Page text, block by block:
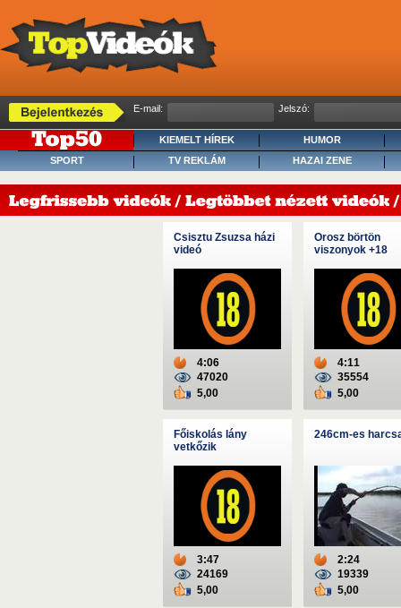
E-mail: Jelszó:
KIEMELT HÍREK
HUMOR
SPORT
TV REKLÁM HAZAI ZENE
Csisztu Zsuzsa házi
videó
4:06
47020
5,00
Orosz börtön
viszonyok +18
4:11
35554
5,00
Főiskolás lány
vetkőzik
3:47
24169
5,00
246cm-es
2:24
19339
5,00